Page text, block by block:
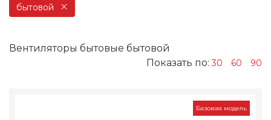
бытовой
Вентиляторы бытовые бытовой
Показать по:30 60 90
Базовая модель